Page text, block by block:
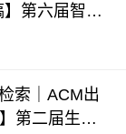
第六届智能
索｜ACM出
第二届生成